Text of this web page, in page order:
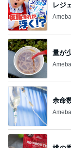
レジ
量が
余命